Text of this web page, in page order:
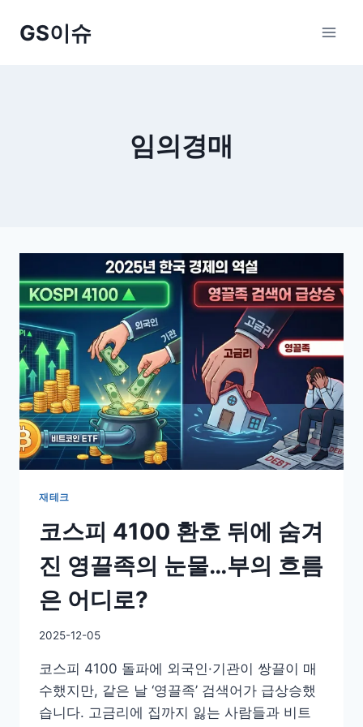
GS이슈
임의경매
재테크
코스피 4100 환호 뒤에 숨겨
진 영끌족의 눈물…부의 흐름
은 어디로?
By
이
슈
2025-12-05
코스피 4100 돌파에 외국인·기관이 쌍끌이 매
수했지만, 같은 날 ‘영끌족’ 검색어가 급상승했
습니다. 고금리에 집까지 잃는 사람들과 비트